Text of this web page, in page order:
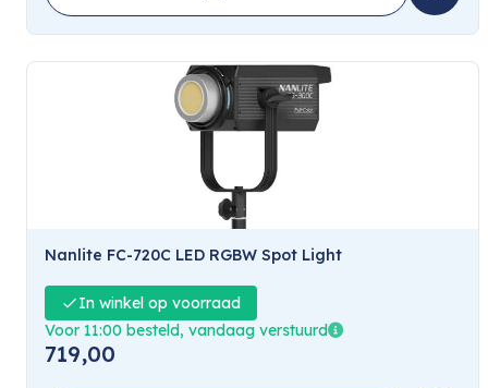
Nanlite FC-720C LED RGBW Spot Light
In winkel op voorraad
Voor 11:00 besteld, vandaag verstuurd
719,00